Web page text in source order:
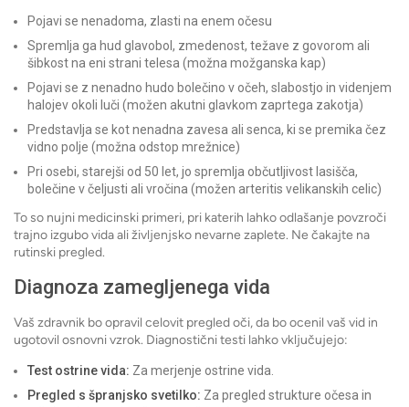
Pojavi se nenadoma, zlasti na enem očesu
Spremlja ga hud glavobol, zmedenost, težave z govorom ali
šibkost na eni strani telesa (možna možganska kap)
Pojavi se z nenadno hudo bolečino v očeh, slabostjo in videnjem
halojev okoli luči (možen akutni glavkom zaprtega zakotja)
Predstavlja se kot nenadna zavesa ali senca, ki se premika čez
vidno polje (možna odstop mrežnice)
Pri osebi, starejši od 50 let, jo spremlja občutljivost lasišča,
bolečine v čeljusti ali vročina (možen arteritis velikanskih celic)
To so nujni medicinski primeri, pri katerih lahko odlašanje povzroči
trajno izgubo vida ali življenjsko nevarne zaplete. Ne čakajte na
rutinski pregled.
Diagnoza zamegljenega vida
Vaš zdravnik bo opravil celovit pregled oči, da bo ocenil vaš vid in
ugotovil osnovni vzrok. Diagnostični testi lahko vključujejo:
Test ostrine vida: Za merjenje ostrine vida.
Pregled s špranjsko svetilko: Za pregled strukture očesa in